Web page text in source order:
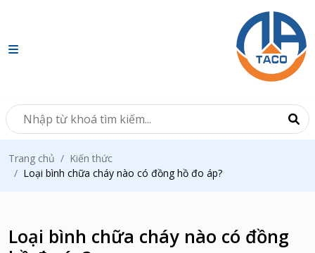
Trang chủ
Kiến thức
Loại bình chữa cháy nào có đồng hồ đo áp?
Loại bình chữa cháy nào có đồng